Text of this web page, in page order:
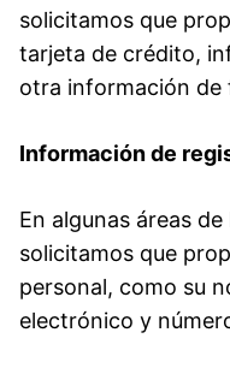
solicitamos que
tarjeta de crédito,
otra información de
Información de
En algunas áreas
solicitamos que
personal, como su
electrónico y